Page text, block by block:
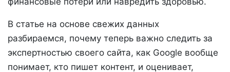
В статье на основе свежих данных
разбираемся, почему теперь важно следить за
экспертностью своего сайта, как Google вообще
понимает, кто пишет контент, и оценивает,